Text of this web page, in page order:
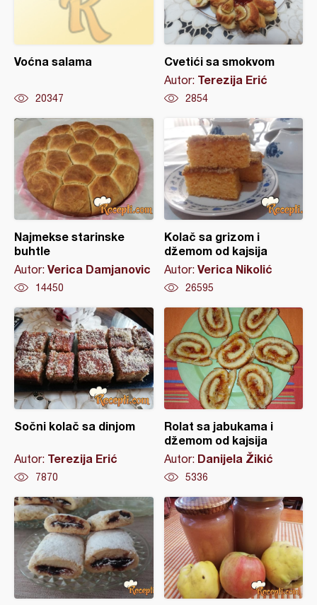
Voćna salama
20347
Cvetići sa smokvom
Autor: Terezija Erić
2854
Najmekse starinske
buhtle
Autor: Verica Damjanovic
14450
Kolač sa grizom i
džemom od kajsija
Autor: Verica Nikolić
26595
Sočni kolač sa dinjom
Autor: Terezija Erić
7870
Rolat sa jabukama i
džemom od kajsija
Autor: Danijela Žikić
5336